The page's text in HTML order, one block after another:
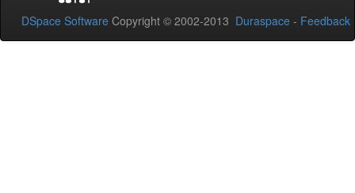
DSpace Software Copyright © 2002-2013 Duraspace - Feedback